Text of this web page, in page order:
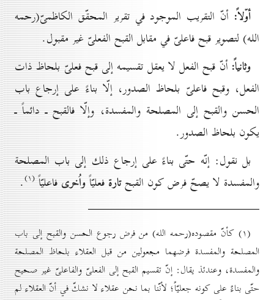
أوّلاً: أنّ التقريب الموجود في تقرير المحقّق الكاظمىّ(رحمه
الله) لتصوير قبح فاعلىّ في مقابل القبح الفعلىّ غير مقبول.
وثانياً: أنّ قبح الفعل لا يعقل تقسيمه إلى قبح فعلىّ بلحاظ ذات
الفعل، وقبح فاعلىّ بلحاظ الصدور، إلّا بناءً على إرجاع باب
الحسن والقبح إلى المصلحة والمفسدة، وإلّا فالقبح ـ دائماً ـ
يكون بلحاظ الصدور.
بل نقول: إنّه حتّى بناءً على إرجاع ذلك إلى باب المصلحة
والمفسدة لا يصحّ فرض كون القبحتارة فعليّاًواُخرى فاعليّاً(۱) .
(۱) كأنّ مقصوده(رحمه الله) من فرض رجوع الحسن والقبح إلى باب
المصلحة والمفسدة فرضهما مجعولين من قبل العقلاء بلحاظ المصلحة
والمفسدة، وعندئذ يقال: إنّ تقسيم القبح إلى الفعلىّ والفاعلىّ غير صحيح
حتّى بناءً على كونه جعليّاً؛ لأنّنا بما نحن عقلاء لا نشكّ في أنّ العقلاء لم